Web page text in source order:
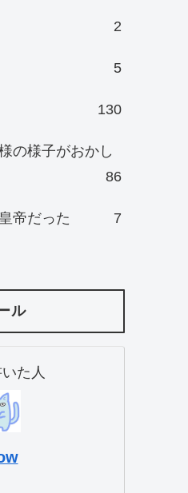
2
5
130
の様子がおかし
86
帝だった 7
ル
た人